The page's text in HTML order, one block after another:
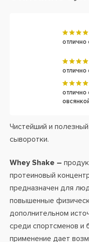
отлично
отлично
Чистейший и
сыворотки.
Whey Shake –
протеиновый
предназначен для
повышенные
дополнительном
среди спортсменов и
применение дает